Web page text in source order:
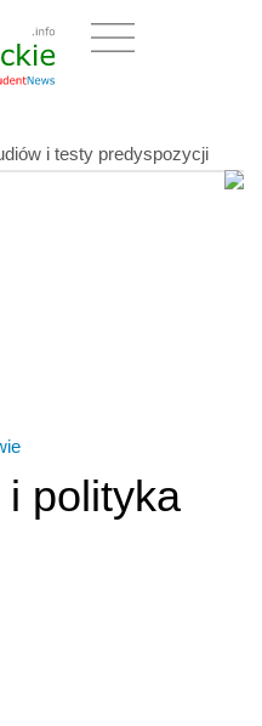
i testy predyspozycji
polityka